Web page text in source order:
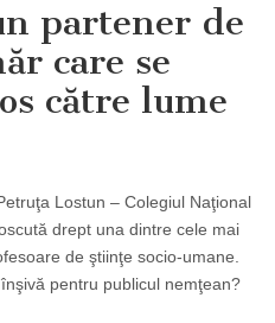
partener de
care se
către lume
Lostun – Colegiul Naţional
drept una dintre cele mai
de ştiinţe socio-umane.
pentru publicul nemţean?